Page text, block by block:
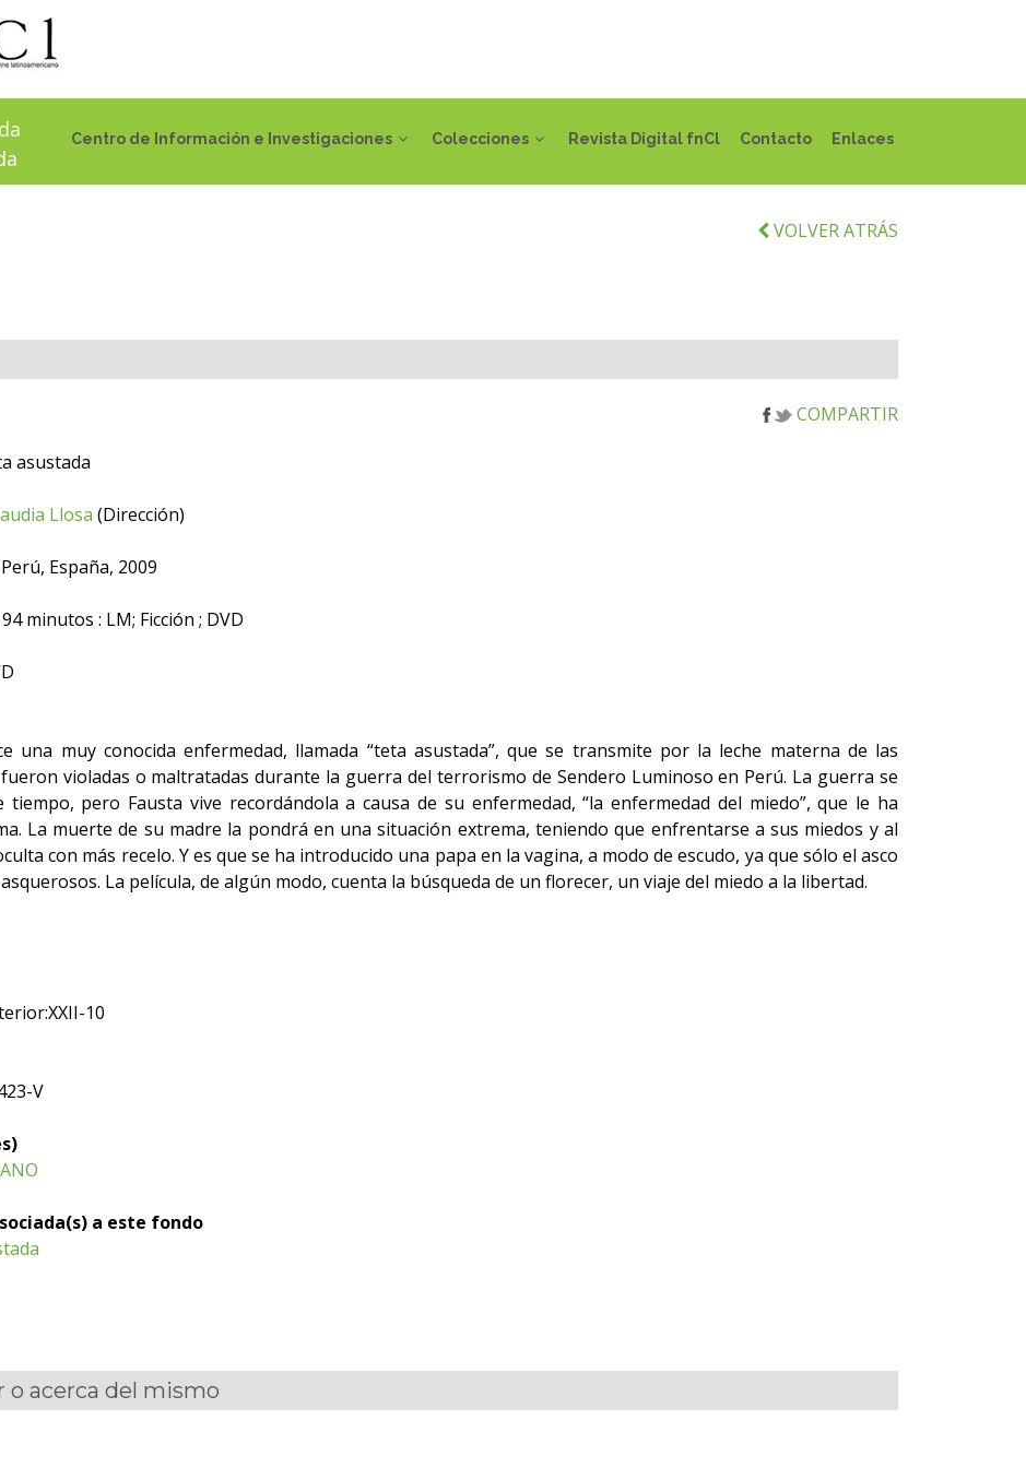
Centro de Información e Investigaciones Colecciones Revista Digital fnCl Contacto Enlaces
VOLVER ATRÁS
COMPARTIR
asustada
Llosa (Dirección)
Perú, España, 2009
94 minutos : LM; Ficción ; DVD
una muy conocida enfermedad, llamada “teta asustada”, que se transmite por la leche materna de las
violadas o maltratadas durante la guerra del terrorismo de Sendero Luminoso en Perú. La guerra se
tiempo, pero Fausta vive recordándola a causa de su enfermedad, “la enfermedad del miedo”, que le ha
La muerte de su madre la pondrá en una situación extrema, teniendo que enfrentarse a sus miedos y al
con más recelo. Y es que se ha introducido una papa en la vagina, a modo de escudo, ya que sólo el asco
La película, de algún modo, cuenta la búsqueda de un florecer, un viaje del miedo a la libertad.
10
V
a este fondo
o acerca del mismo